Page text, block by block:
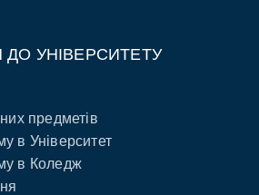
ДО УНІВЕРСИТЕТУ
предметів
в Університет
в Коледж